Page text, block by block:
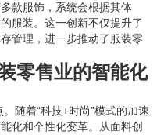
款服饰，系统会根据其体
服装。这一创新不仅提升了
管理，进一步推动了服装零
零售业的智能化
随着“科技+时尚”模式的加速
化和个性化变革。从面料创